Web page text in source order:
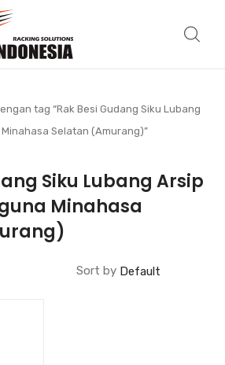
tag “Rak Besi Gudang Siku Lubang
Selatan (Amurang)”
Siku Lubang Arsip
Minahasa
Sort by